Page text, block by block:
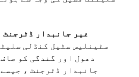
(2) غیر جانبدار
سٹینلیس سٹیل کنڈلی
دھول اور گندگی کو
جانبدار ڈٹرجنٹ ،